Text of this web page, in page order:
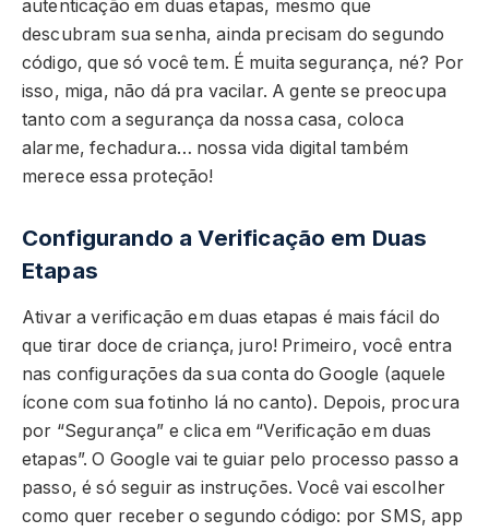
autenticação em duas etapas, mesmo que
descubram sua senha, ainda precisam do segundo
código, que só você tem. É muita segurança, né? Por
isso, miga, não dá pra vacilar. A gente se preocupa
tanto com a segurança da nossa casa, coloca
alarme, fechadura… nossa vida digital também
merece essa proteção!
Configurando a Verificação em Duas
Etapas
Ativar a verificação em duas etapas é mais fácil do
que tirar doce de criança, juro! Primeiro, você entra
nas configurações da sua conta do Google (aquele
ícone com sua fotinho lá no canto). Depois, procura
por “Segurança” e clica em “Verificação em duas
etapas”. O Google vai te guiar pelo processo passo a
passo, é só seguir as instruções. Você vai escolher
como quer receber o segundo código: por SMS, app